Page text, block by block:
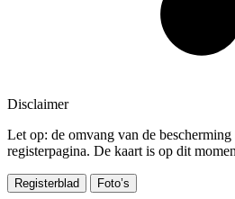
Disclaimer
Let op: de omvang van de bescherming
registerpagina. De kaart is op dit
Registerblad Foto’s